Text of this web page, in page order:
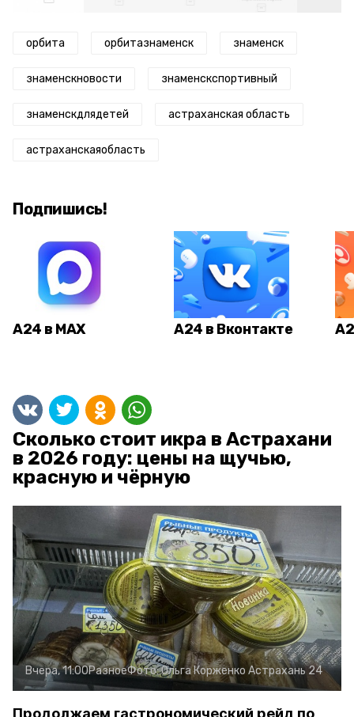
орбита орбитазнаменск знаменск
знаменскновости знаменскспортивный
знаменскдлядетей астраханская область
астраханскаяобласть
Подпишись!
А24 в MAX А24 в Вконтакте
Сколько стоит икра в Астрахани
в 2026 году: цены на щучью,
красную и чёрную
Вчера, 11:00РазноеФото:Ольга Корженко Астрахань 24
Продолжаем гастрономический рейд по